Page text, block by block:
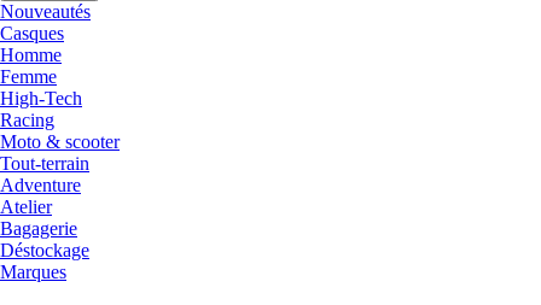
Nouveautés
Casques
Homme
Femme
High-Tech
Racing
Moto & scooter
Tout-terrain
Adventure
Atelier
Bagagerie
Déstockage
Marques